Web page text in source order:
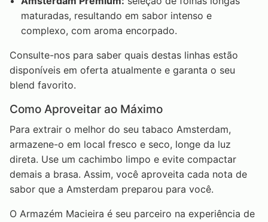
maturadas, resultando em sabor intenso e
complexo, com aroma encorpado.
Consulte-nos para saber quais destas linhas estão
disponíveis em oferta atualmente e garanta o seu
blend favorito.
Como Aproveitar ao Máximo
Para extrair o melhor do seu tabaco Amsterdam,
armazene-o em local fresco e seco, longe da luz
direta. Use um cachimbo limpo e evite compactar
demais a brasa. Assim, você aproveita cada nota de
sabor que a Amsterdam preparou para você.
O Armazém Macieira é seu parceiro na experiência de